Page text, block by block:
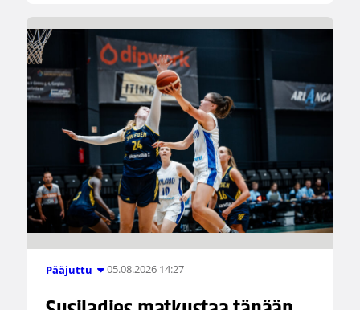
Pääjuttu 05.08.2026 14:27